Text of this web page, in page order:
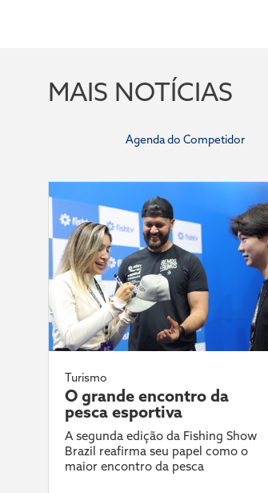
MAIS NOTÍCIAS
Agenda do Competidor
Turismo
O grande encontro da
pesca esportiva
A segunda edição da Fishing Show
Brazil reafirma seu papel como o
maior encontro da pesca